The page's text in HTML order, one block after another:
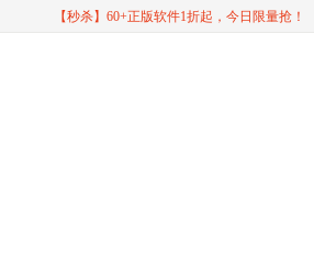
【秒杀】60+正版软件1折起，今日限量抢！